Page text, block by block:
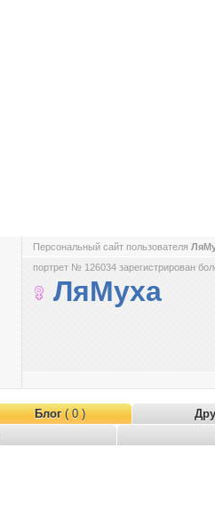
Персональный сайт пользователя
портрет № 126034 зарегистрирован
ЛяМуха
Блог( 0 )